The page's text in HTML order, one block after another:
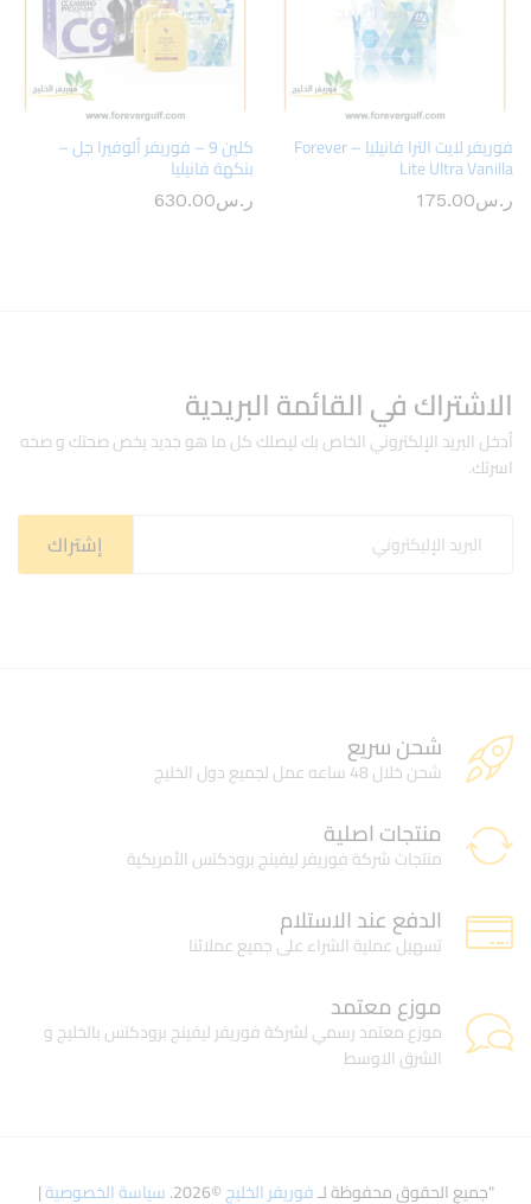
فوريفر لايت الترا فانيليا – Forever
Lite Ultra Vanilla
ر.س175.00
كلين 9 – فوريفر ألوفيرا جل –
بنكهة فانيليا
ر.س630.00
الاشتراك في القائمة البريدية
أدخل البريد الإلكتروني الخاص بك ليصلك كل ما هو جديد يخص صحتك و صحه
اسرتك.
شحن سريع
شحن خلال 48 ساعه عمل لجميع دول الخليج
منتجات اصلية
منتجات شركة فوريفر ليفينج برودكتس الأمريكية
الدفع عند الاستلام
تسهيل عملية الشراء على جميع عملائنا
موزع معتمد
موزع معتمد رسمي لشركة فوريفر ليفينج برودكتس بالخليج و
الشرق الاوسط
"جميع الحقوق محفوظة لـفوريفر الخليج©2026. سياسة الخصوصية|